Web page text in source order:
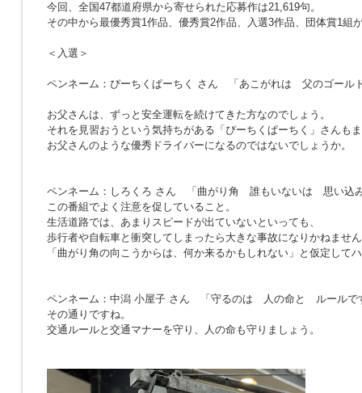
今回、全国47都道府県から寄せられた応募作は21,619句。
その中から最優秀賞1作品、優秀賞2作品、入選3作品、団体賞1組
＜入選＞
ペンネーム：ぴーちくぱーちく さん 「あこがれは 父のゴール
お父さんは、ずっと安全運転を続けてきた方なのでしょう。
それを見習おうという気持ちがある「ぴーちくぱーちく」さんも
お父さんのような優秀ドライバーになるのではないでしょうか。
ペンネーム：しろくろ さん
「曲がり角 誰もいないは 思い込
この番組でよく注意を促していること。
生活道路では、あまりスピードが出ていないといっても、
歩行者や自転車と衝突してしまったら大きな事故になりかねませ
「曲がり角の向こうからは、何か来るかもしれない」と仮定して
ペンネーム：中潟 小屋子 さん 「 守るのは 人の命と ルールで
その通りですね。
交通ルールと交通マナーを守り、人の命も守りましょう。